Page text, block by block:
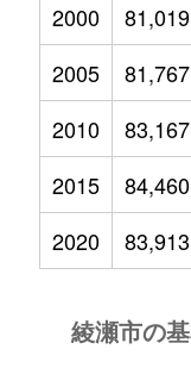
2000
81,019
2005
81,767
2010
83,167
2015
84,460
2020
83,913